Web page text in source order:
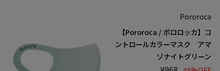
Pororoca
【Pororoca / ポロロッカ】コ
ントロールカラーマスク アマ
ゾナイトグリーン